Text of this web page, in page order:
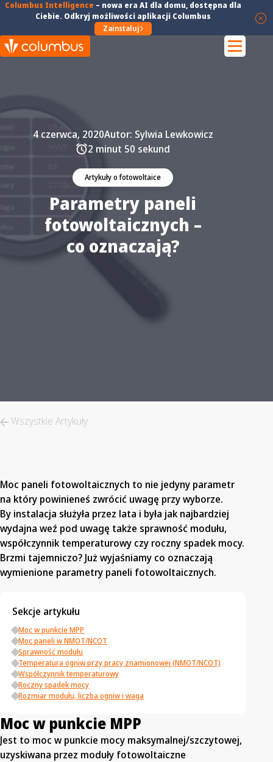
Columbus Intelligence – nowa era AI dla domu, dostępna dla
Ciebie. Odkryj możliwości aplikacji Columbus
Zainstaluj
Artykuły o fotowoltaice
4 czerwca, 2020Autor: Sylwia Lewkowicz
2 minut 50 sekund
Parametry paneli
fotowoltaicznych –
co oznaczają?
Wszystkie Artykuły
Moc paneli fotowoltaicznych to nie jedyny parametr
na który powinieneś zwrócić uwagę przy wyborze.
By instalacja służyła przez lata i była jak najbardziej
wydajna weź pod uwagę także sprawność modułu,
współczynnik temperaturowy czy roczny spadek mocy.
Brzmi tajemniczo? Już wyjaśniamy co oznaczają
wymienione parametry paneli fotowoltaicznych.
Sekcje artykułu
Moc w punkcie MPP
Moc paneli w NMOT/NCOT
Sprawność modułu
Temperatura ogniw przy pracy znamionowej (NMOT/NCOT)
Współczynnik temperaturowy
Roczny spadek mocy
Rozmiar modułu, liczba ogniw i waga
Moc w punkcie MPP
Jest to moc w punkcie mocy maksymalnej/szczytowej,
uzyskiwana przez moduły fotowoltaiczne